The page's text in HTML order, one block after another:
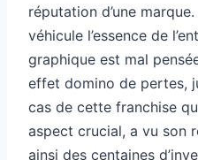
réputation d’une
véhicule l’essence de
graphique est mal
effet domino de pertes,
cas de cette franchise
aspect crucial, a vu son
ainsi des centaines